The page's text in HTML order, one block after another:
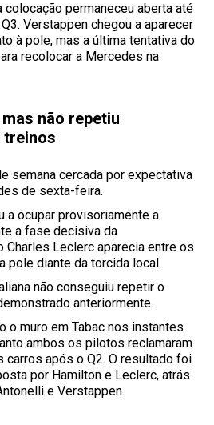
permaneceu aberta até
Verstappen chegou a aparecer
à pole, mas a última tentativa do
recolocar a Mercedes na
não repetiu
treinos
semana cercada por expectativa
de sexta-feira.
a ocupar provisoriamente a
a fase decisiva da
Charles Leclerc aparecia entre os
pole diante da torcida local.
não conseguiu repetir o
anteriormente.
o muro em Tabac nos instantes
ambos os pilotos reclamaram
carros após o Q2. O resultado foi
por Hamilton e Leclerc, atrás
e Verstappen.